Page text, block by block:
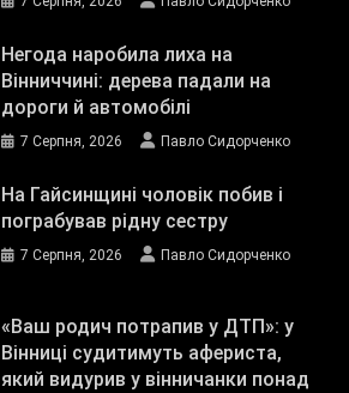
Негода наробила лиха на
Вінниччині: дерева падали на
дороги й автомобілі
7 Серпня, 2026 Павло Сидорченко
На Гайсинщині чоловік побив і
пограбував рідну сестру
7 Серпня, 2026 Павло Сидорченко
«Ваш родич потрапив у ДТП»: у
Вінниці судитимуть афериста,
який видурив у вінничанки понад